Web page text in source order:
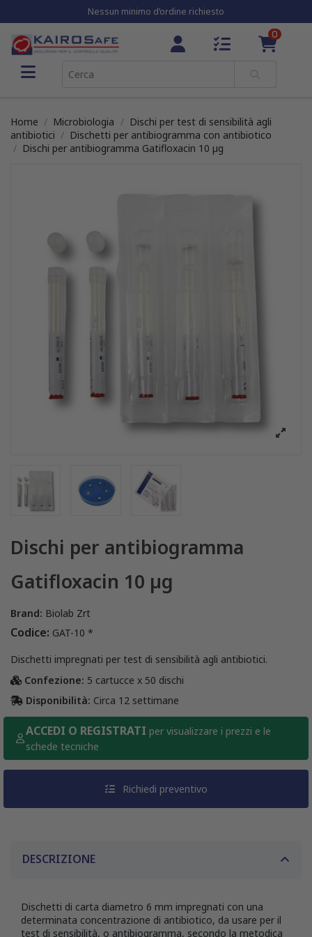
Nessun minimo d’ordine richiesto
0
Home Microbiologia
Dischi per test di sensibilità agli
antibiotici
Dischetti per antibiogramma con antibiotico
Dischi per antibiogramma Gatifloxacin 10 µg
Dischi per antibiogramma
Gatifloxacin 10 µg
Brand: Biolab Zrt
Codice: GAT-10 *
Dischetti impregnati per test di sensibilità agli antibiotici.
Confezione: 5 cartucce x 50 dischi
Disponibilità: Circa 12 settimane
ACCEDI O REGISTRATI per visualizzare i prezzi e le
schede tecniche
Richiedi preventivo
DESCRIZIONE
Dischetti di carta diametro 6 mm impregnati con una
determinata concentrazione di antibiotico, da usare per il
test di sensibilità, o antibiogramma, secondo la metodica